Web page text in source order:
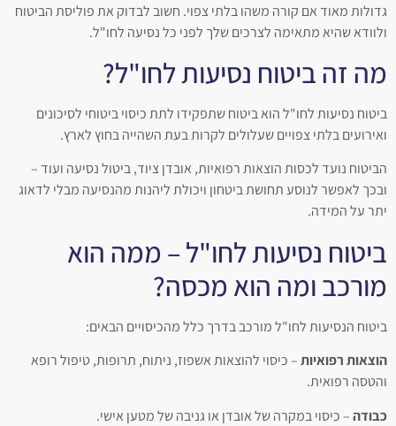
גדולות מאוד אם קורה משהו בלתי צפוי. חשוב לבדוק את פוליסת הביטוח
ולוודא שהיא מתאימה לצרכים שלך לפני כל נסיעה לחו"ל.
מה זה ביטוח נסיעות לחו"ל?
ביטוח נסיעות לחו"ל הוא ביטוח שתפקידו לתת כיסוי ביטוחי לסיכונים
ואירועים בלתי צפויים שעלולים לקרות בעת השהייה בחוץ לארץ.
הביטוח נועד לכסות הוצאות רפואיות, אובדן ציוד, ביטול נסיעה ועוד –
ובכך לאפשר לנוסע תחושת ביטחון ויכולת ליהנות מהנסיעה מבלי לדאוג
יתר על המידה.
ביטוח נסיעות לחו"ל – ממה הוא
מורכב ומה הוא מכסה?
ביטוח הנסיעות לחו"ל מורכב בדרך כלל מהכיסויים הבאים:
הוצאות רפואיות– כיסוי להוצאות אשפוז, ניתוח, תרופות, טיפול רופא
והטסה רפואית.
כבודה– כיסוי במקרה של אובדן או גניבה של מטען אישי.